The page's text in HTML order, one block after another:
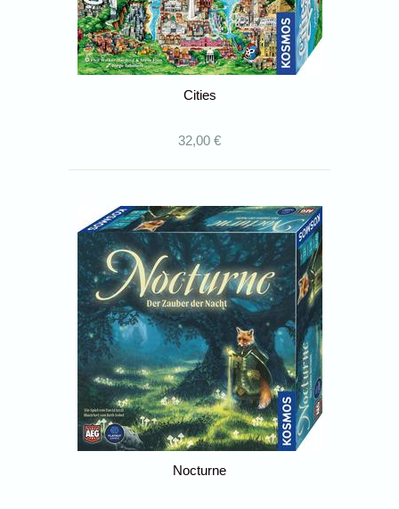
Cities
32,00 €
Nocturne